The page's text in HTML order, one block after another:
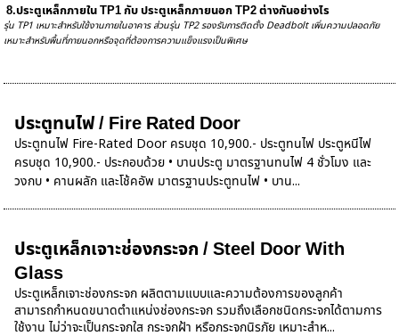
8.ประตูเหล็กภายใน TP1 กับ ประตูเหล็กภายนอก TP2 ต่างกันอย่างไร
รุ่น TP1 เหมาะสำหรับใช้งานภายในอาคาร ส่วนรุ่น TP2 รองรับการติดตั้ง Deadbolt เพิ่มความปลอดภัย
เหมาะสำหรับพื้นที่ภายนอกหรือจุดที่ต้องการความแข็งแรงเป็นพิเศษ
ประตูทนไฟ / Fire Rated Door
ประตูทนไฟ Fire-Rated Door ครบชุด 10,900.- ประตูทนไฟ ประตูหนีไฟ
ครบชุด 10,900.- ประกอบด้วย • บานประตู มาตรฐานทนไฟ 4 ชั่วโมง และ
วงกบ • คานผลัก และโช้คอัพ มาตรฐานประตูทนไฟ • บาน...
ประตูเหล็กเจาะช่องกระจก / Steel Door With
Glass
ประตูเหล็กเจาะช่องกระจก ผลิตตามแบบและความต้องการของลูกค้า
สามารถกำหนดขนาดตำแหน่งช่องกระจก รวมถึงเลือกชนิดกระจกได้ตามการ
ใช้งาน ไม่ว่าจะเป็นกระจกใส กระจกฝ้า หรือกระจกนิรภัย เหมาะสำห...